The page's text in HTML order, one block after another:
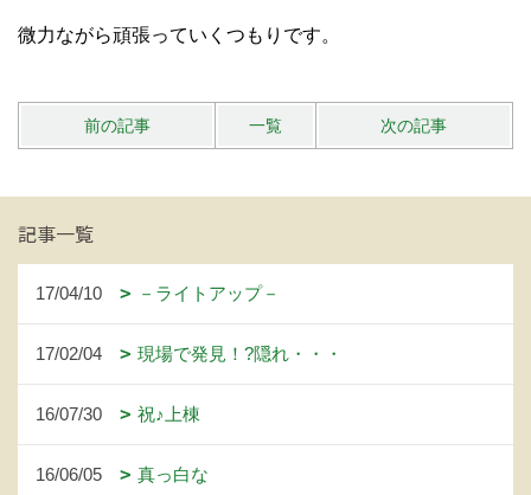
微力ながら頑張っていくつもりです。
前の記事 一覧 次の記事
記事一覧
17/04/10 －ライトアップ－
17/02/04 現場で発見！?隠れ・・・
16/07/30 祝♪上棟
16/06/05 真っ白な